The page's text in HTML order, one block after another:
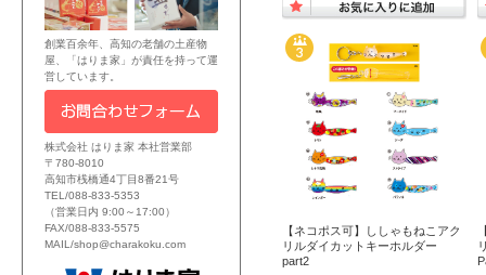
【ネコポス可】ししゃもねこアク
リルダイカットキーホルダー
part2
創業百余年、高知の老舗の土産物
屋、「はりま家」が責任を持って運
営しています。
株式会社 はりま家 本社営業部
〒780-8010
高知市桟橋通4丁目8番21号
TEL/088-833-5353
（営業日内 9:00～17:00）
FAX/088-833-5575
MAIL/shop@charakoku.com